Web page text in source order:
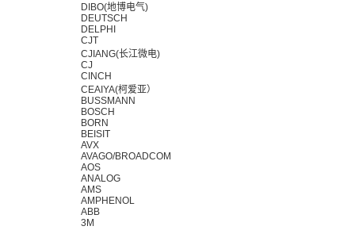
DIBO(地博电气)
DEUTSCH
DELPHI
CJT
CJIANG(长江微电)
CJ
CINCH
CEAIYA(柯爱亚）
BUSSMANN
BOSCH
BORN
BEISIT
AVX
AVAGO/BROADCOM
AOS
ANALOG
AMS
AMPHENOL
ABB
3M